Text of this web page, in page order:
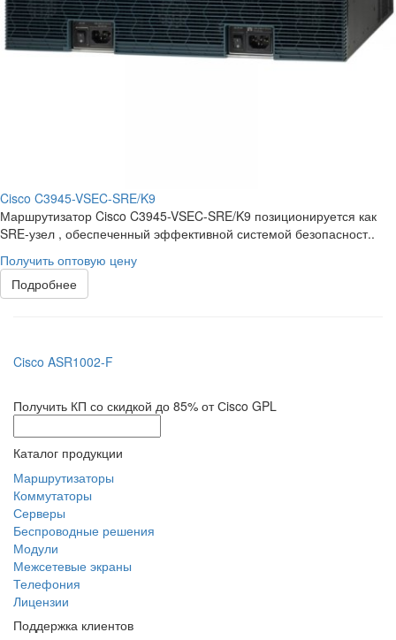
Cisco C3945-VSEC-SRE/K9
Маршрутизатор Cisco C3945-VSEC-SRE/K9 позиционируется как
SRE-узел , обеспеченный эффективной системой безопасност..
Получить оптовую цену
Подробнее
Cisco ASR1002-F
Получить КП со скидкой до 85% от Сisco GPL
Каталог продукции
Маршрутизаторы
Коммутаторы
Серверы
Беспроводные решения
Модули
Межсетевые экраны
Телефония
Лицензии
Поддержка клиентов